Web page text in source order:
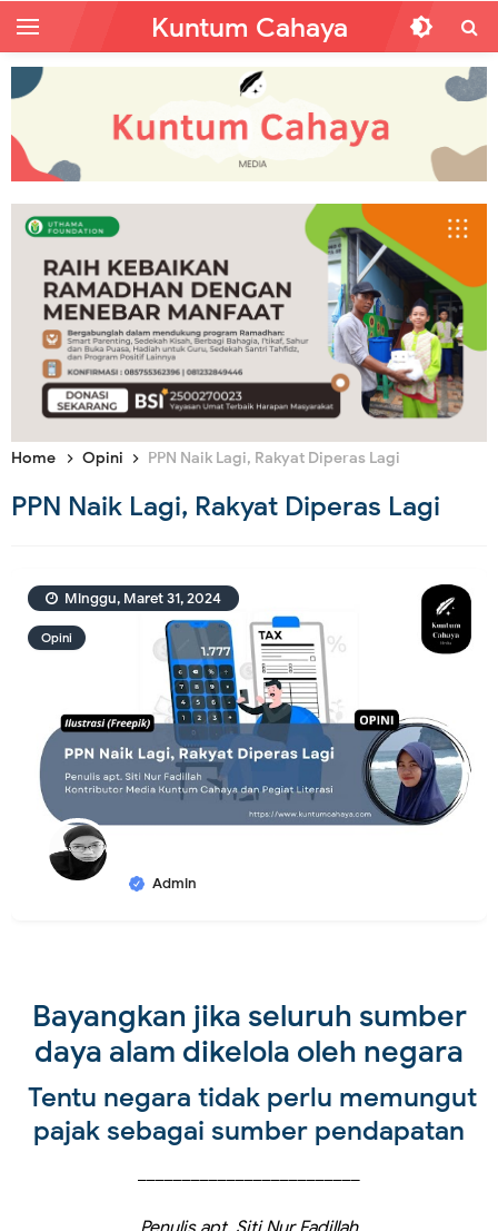
Kuntum Cahaya
Home Opini PPN Naik Lagi, Rakyat Diperas Lagi
PPN Naik Lagi, Rakyat Diperas Lagi
Opini
Admin
Minggu, Maret 31, 2024
Bayangkan jika seluruh sumber
daya alam dikelola oleh negara
Tentu negara tidak perlu memungut
pajak sebagai sumber pendapatan